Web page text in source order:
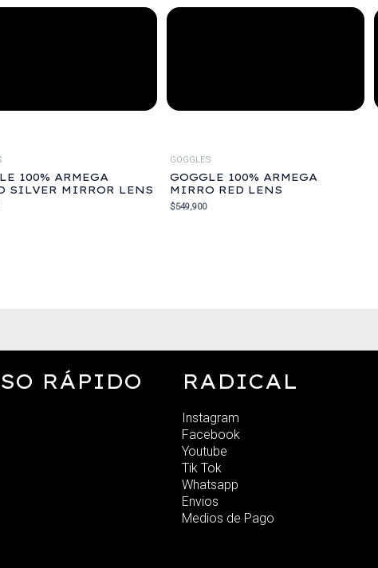
100% ARMEGA
SILVER MIRROR LENS
GOGGLES
GOGGLE 100% ARMEGA
MIRRO RED LENS
$549,900
RÁPIDO RADICAL
Instagram
Facebook
Youtube
Tik Tok
Whatsapp
Envios
Medios de Pago